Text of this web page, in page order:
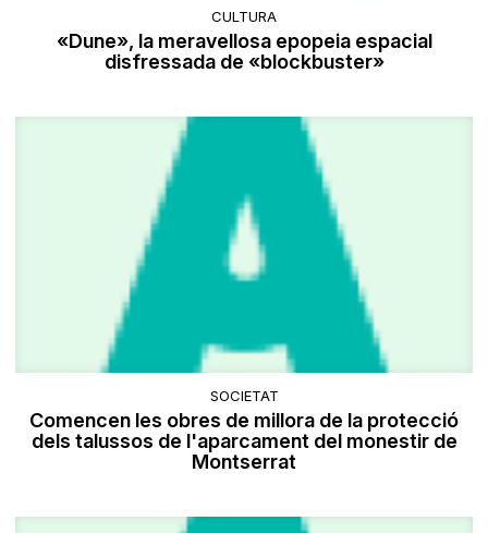
CULTURA
«Dune», la meravellosa epopeia espacial
disfressada de «blockbuster»
SOCIETAT
Comencen les obres de millora de la protecció
dels talussos de l'aparcament del monestir de
Montserrat